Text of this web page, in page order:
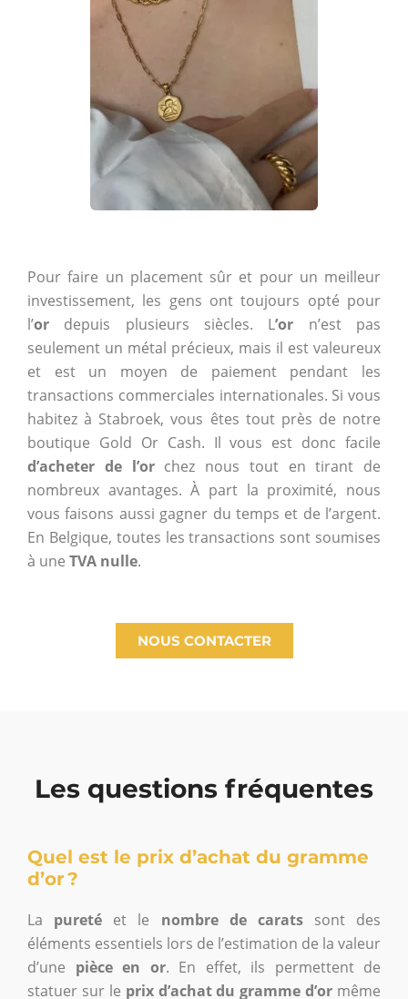
Pour faire un placement sûr et pour un meilleur
investissement, les gens ont toujours opté pour
l’or depuis plusieurs siècles. L’or n’est pas
seulement un métal précieux, mais il est valeureux
et est un moyen de paiement pendant les
transactions commerciales internationales. Si vous
habitez à Stabroek, vous êtes tout près de notre
boutique Gold Or Cash. Il vous est donc facile
d’acheter de l’orchez nous tout en tirant de
nombreux avantages. À part la proximité, nous
vous faisons aussi gagner du temps et de l’argent.
En Belgique, toutes les transactions sont soumises
à une TVA nulle.
NOUS CONTACTER
Les questions fréquentes
Quel est le prix d’achat du gramme
d’or ?
La pureté et le nombre de caratssont des
éléments essentiels lors de l’estimation de la valeur
d’une pièce en or. En effet, ils permettent de
statuer sur le prix d’achat du gramme d’or même